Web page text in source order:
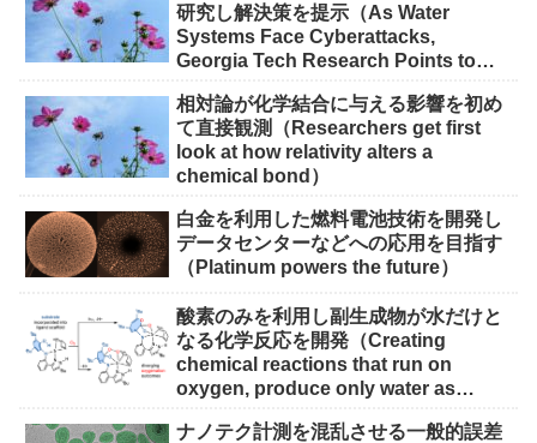
研究し解決策を提示（As Water
Systems Face Cyberattacks,
Georgia Tech Research Points to
相対論が化学結合に与える影響を初め
て直接観測（Researchers get first
look at how relativity alters a
chemical bond）
白金を利用した燃料電池技術を開発し
データセンターなどへの応用を目指す
（Platinum powers the future）
酸素のみを利用し副生成物が水だけと
なる化学反応を開発（Creating
chemical reactions that run on
oxygen, produce only water as
ナノテク計測を混乱させる一般的誤差